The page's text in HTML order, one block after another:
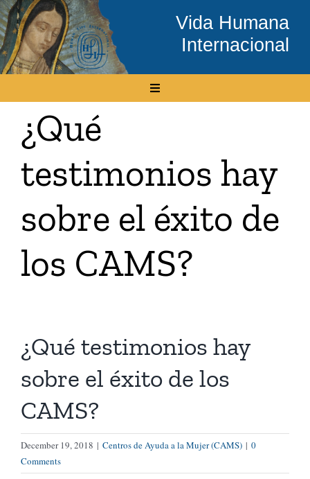
Skip
to
content
Vida Humana
Internacional
Toggle
Inicio
Conócenos
Temas
Boletín Electrónico
Tienda Virtual
Cómo Donar
¿Qué
testimonios hay
sobre el éxito de
los CAMS?
¿Qué testimonios hay
sobre el éxito de los
CAMS?
December 19, 2018 | Centros de Ayuda a la Mujer (CAMS) | 0
Comments